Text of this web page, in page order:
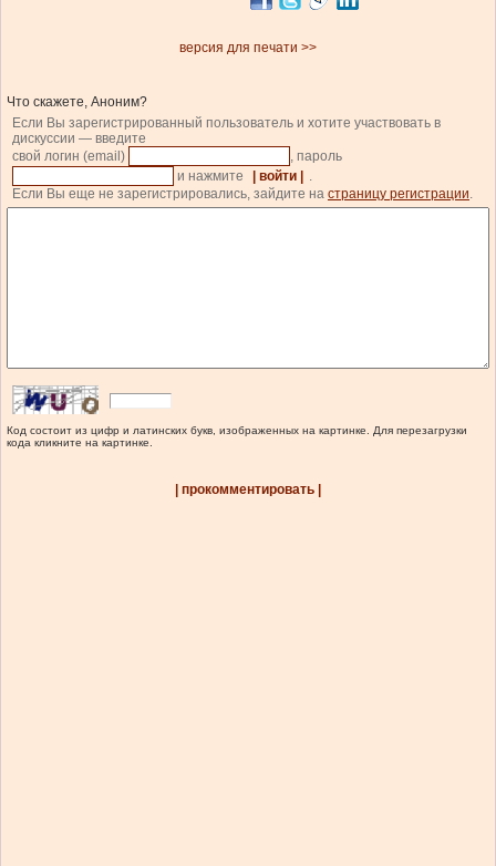
версия для печати >>
Что скажете, Аноним?
Если Вы зарегистрированный пользователь и хотите участвовать в
дискуссии — введите
свой логин (email)
, пароль
и нажмите
| войти |
.
Если Вы еще не зарегистрировались, зайдите на страницу регистрации.
Код состоит из цифр и латинских букв, изображенных на картинке. Для перезагрузки
кода кликните на картинке.
| прокомментировать |